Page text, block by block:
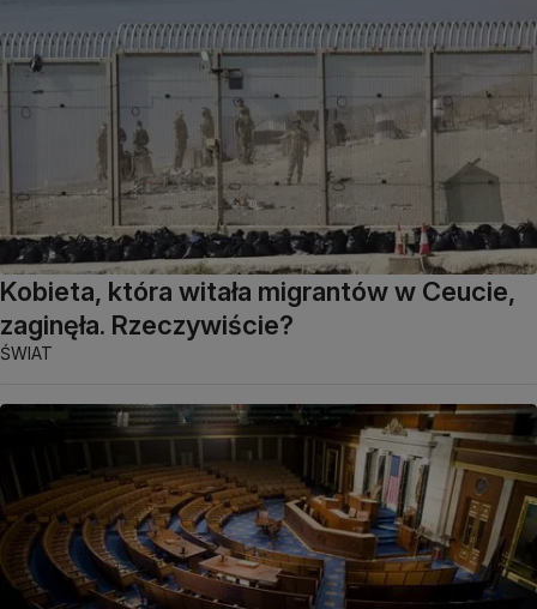
Kobieta, która witała migrantów w Ceucie,
zaginęła. Rzeczywiście?
ŚWIAT